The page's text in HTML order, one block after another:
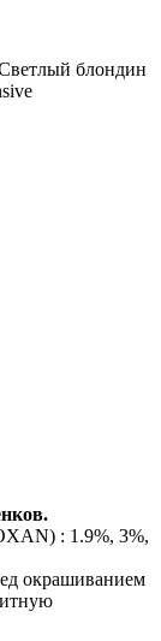
блондин
: 1.9%, 3%,
окрашиванием